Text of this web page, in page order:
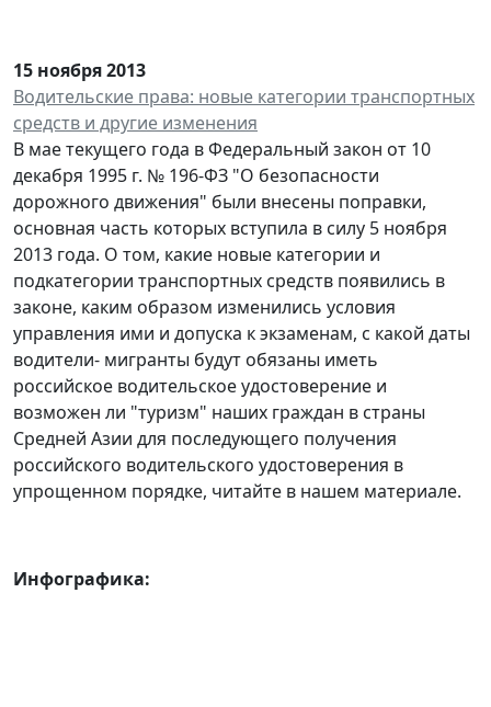
15 ноября 2013
Водительские права: новые категории транспортных
средств и другие изменения
В мае текущего года в Федеральный закон от 10
декабря 1995 г. № 196-ФЗ "О безопасности
дорожного движения" были внесены поправки,
основная часть которых вступила в силу 5 ноября
2013 года. О том, какие новые категории и
подкатегории транспортных средств появились в
законе, каким образом изменились условия
управления ими и допуска к экзаменам, с какой даты
водители- мигранты будут обязаны иметь
российское водительское удостоверение и
возможен ли "туризм" наших граждан в страны
Средней Азии для последующего получения
российского водительского удостоверения в
упрощенном порядке, читайте в нашем материале.
Инфографика: